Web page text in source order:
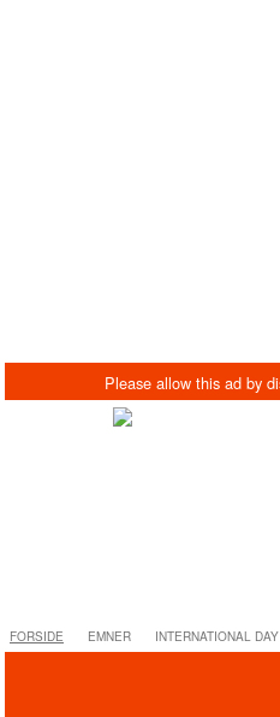
FORSIDE EMNER INTERNATIONAL DAY